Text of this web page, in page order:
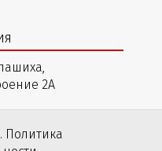
2А
Политика